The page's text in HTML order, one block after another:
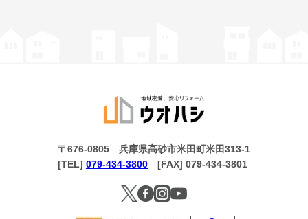
〒676-0805 兵庫県高砂市米田町米田313-1
[TEL] 079-434-3800 [FAX] 079-434-3801